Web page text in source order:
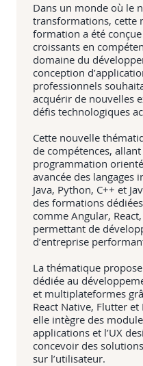
Dans un monde où le
transformations, cette
formation a été
croissants en
domaine du
conception
professionnels
acquérir de nouvelles
défis technologiques
Cette nouvelle
de compétences,
programmation
avancée des langages
Java, Python, C++ et
des formations
comme Angular,
permettant de
d’entreprise
La thématique
dédiée au
et multiplateformes
React Native, Flutter
elle intègre des
applications et l’UX
concevoir des
sur l’utilisateur.